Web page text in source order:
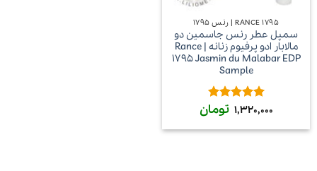
RANCE 1795 | رنس ۱۷۹۵
سمپل عطر رنس جاسمین دو
مالابار ادو پرفیوم زنانه | Rance
1795 Jasmin du Malabar EDP
Sample
امتیاز 5از 1,320,000 تومان